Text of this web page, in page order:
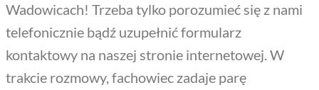
Wadowicach! Trzeba tylko porozumieć się z nami
telefonicznie bądź uzupełnić formularz
kontaktowy na naszej stronie internetowej. W
trakcie rozmowy, fachowiec zadaje parę